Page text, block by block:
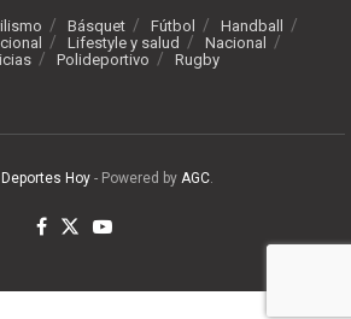
Básquet Fútbol
Handball
Lifestyle y salud
Nacional
Polideportivo Rugby
Deportes Hoy - Powered by AGC